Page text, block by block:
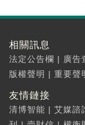
相關訊息
法定公告欄 | 廣告
版權聲明 | 重要聲
友情鏈接
清博智能 | 艾媒諮